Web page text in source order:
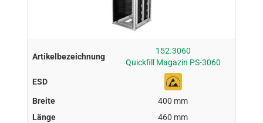
152.3060
Quickfill Magazin PS-3060
400 mm
460 mm